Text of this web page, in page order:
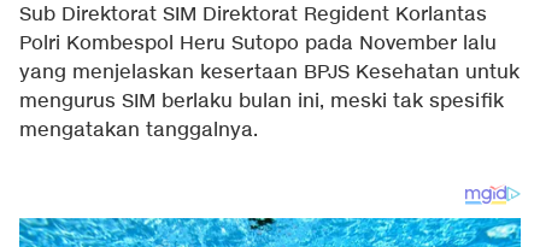
Sub Direktorat SIM Direktorat Regident Korlantas
Polri Kombespol Heru Sutopo pada November lalu
yang menjelaskan kesertaan BPJS Kesehatan untuk
mengurus SIM berlaku bulan ini, meski tak spesifik
mengatakan tanggalnya.